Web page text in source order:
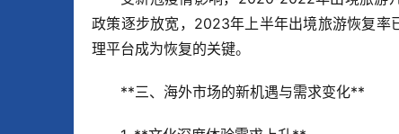
政策逐步放宽，2023年上半年出境旅游恢复率
理平台成为恢复的关键。
**三、海外市场的新机遇与需求变化**